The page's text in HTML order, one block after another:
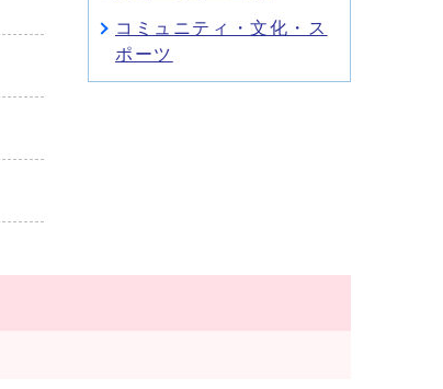
コミュニティ・文化・ス
ポーツ